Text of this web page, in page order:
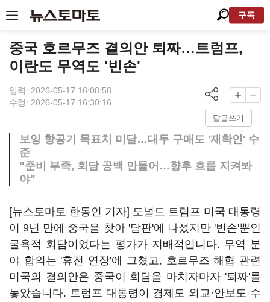
구독
중국 호르무즈 결의안 퇴짜…트럼프,
이란도 무역도 '빈손'
입력: 2026-05-17 16:08:58
수정: 2026-05-17 16:30:16
답글쓰기
보잉 항공기 목표치 미달…대두 구매도 '재확인' 수
준
"준비 부족, 회담 공백 만들어…향후 흐름 지켜봐
야"
[뉴스토마토 한동인 기자] 도널드 트럼프 미국 대통령
이 9년 만에 중국을 찾아 '담판'에 나섰지만 '빈손'뿐인
굴욕적 회담이었다는 평가가 지배적입니다. 무역 분
야 합의는 '휴전 연장'에 그쳤고, 호르무즈 해협 관련
미국의 결의안은 중국이 회담을 마치자마자 '퇴짜'를
놓았습니다. 트럼프 대통령이 경제도 외교·안보도 수